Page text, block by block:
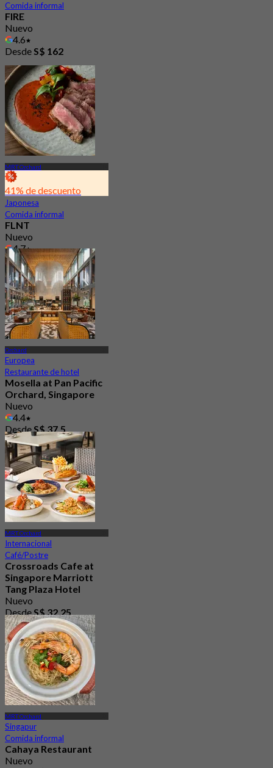
Comida informal
FIRE
Nuevo
4.6
DesdeS$ 162
MRT Orchard
41% de descuento
Japonesa
Comida informal
FLNT
Nuevo
4.7
DesdeS$ 41.97
Orchard
Europea
Restaurante de hotel
Mosella at Pan Pacific
Orchard, Singapore
Nuevo
4.4
DesdeS$ 37.5
MRT Orchard
Internacional
Café/Postre
Crossroads Cafe at
Singapore Marriott
Tang Plaza Hotel
Nuevo
DesdeS$ 32.25
MRT Orchard
Singapur
Comida informal
Cahaya Restaurant
Nuevo